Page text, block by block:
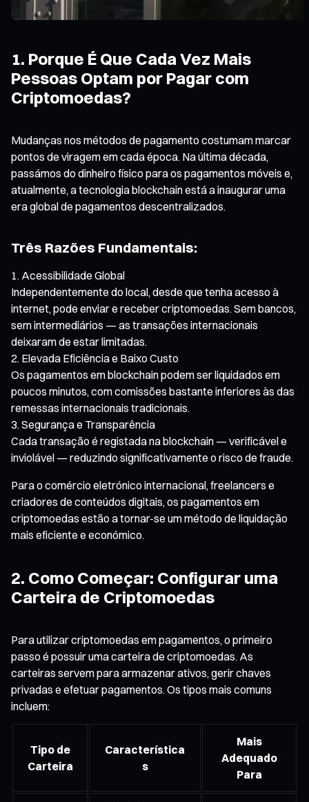
1. Porque É Que Cada Vez Mais
Pessoas Optam por Pagar com
Criptomoedas?
Mudanças nos métodos de pagamento costumam marcar
pontos de viragem em cada época. Na última década,
passámos do dinheiro físico para os pagamentos móveis e,
atualmente, a tecnologia blockchain está a inaugurar uma
era global de pagamentos descentralizados.
Três Razões Fundamentais:
Acessibilidade Global
Independentemente do local, desde que tenha acesso à
internet, pode enviar e receber criptomoedas. Sem bancos,
sem intermediários — as transações internacionais
deixaram de estar limitadas.
Elevada Eficiência e Baixo Custo
Os pagamentos em blockchain podem ser liquidados em
poucos minutos, com comissões bastante inferiores às das
remessas internacionais tradicionais.
Segurança e Transparência
Cada transação é registada na blockchain — verificável e
inviolável — reduzindo significativamente o risco de fraude.
Para o comércio eletrónico internacional, freelancers e
criadores de conteúdos digitais, os pagamentos em
criptomoedas estão a tornar-se um método de liquidação
mais eficiente e económico.
2. Como Começar: Configurar uma
Carteira de Criptomoedas
Para utilizar criptomoedas em pagamentos, o primeiro
passo é possuir uma carteira de criptomoedas. As
carteiras servem para armazenar ativos, gerir chaves
privadas e efetuar pagamentos. Os tipos mais comuns
incluem:
Tipo de
Carteira
Característica
s
Mais
Adequado
Para